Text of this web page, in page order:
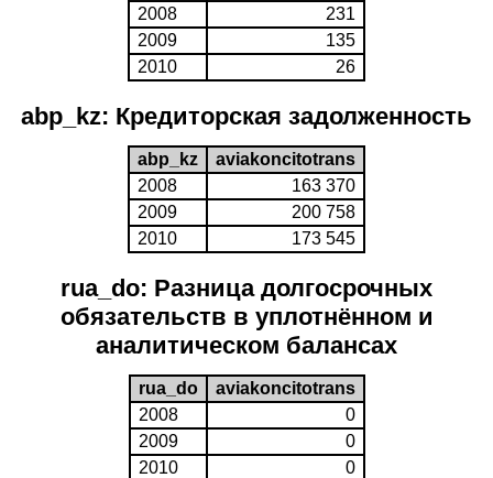
2008
231
2009
135
2010
26
abp_kz: Кредиторская задолженность
abp_kz
aviakoncitotrans
2008
163 370
2009
200 758
2010
173 545
rua_do: Разница долгосрочных
обязательств в уплотнённом и
аналитическом балансах
rua_do
aviakoncitotrans
2008
0
2009
0
2010
0